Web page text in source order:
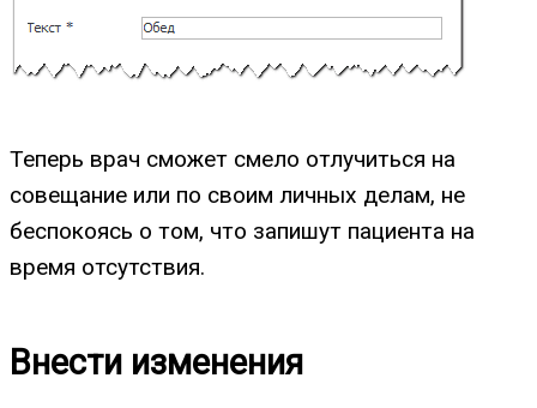
Теперь врач сможет смело отлучиться на
совещание или по своим личных делам, не
беспокоясь о том, что запишут пациента на
время отсутствия.
Внести изменения